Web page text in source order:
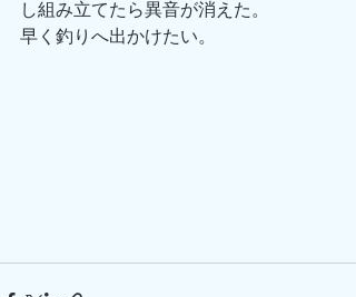
し組み立てたら異音が消えた。
早く釣りへ出かけたい。